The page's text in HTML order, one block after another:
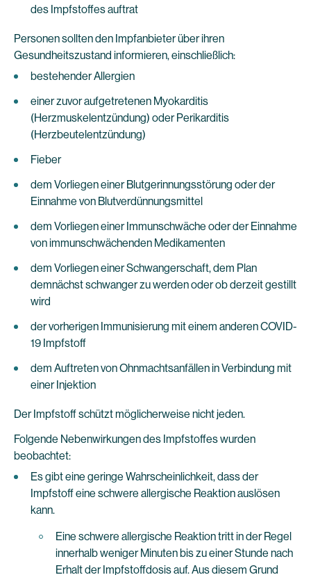
des Impfstoffes auftrat
Personen sollten den Impfanbieter über ihren
Gesundheitszustand informieren, einschließlich:
bestehender Allergien
einer zuvor aufgetretenen Myokarditis
(Herzmuskelentzündung) oder Perikarditis
(Herzbeutelentzündung)
Fieber
dem Vorliegen einer Blutgerinnungsstörung oder der
Einnahme von Blutverdünnungsmittel
dem Vorliegen einer Immunschwäche oder der Einnahme
von immunschwächenden Medikamenten
dem Vorliegen einer Schwangerschaft, dem Plan
demnächst schwanger zu werden oder ob derzeit gestillt
wird
der vorherigen Immunisierung mit einem anderen COVID-
19 Impfstoff
dem Auftreten von Ohnmachtsanfällen in Verbindung mit
einer Injektion
Der Impfstoff schützt möglicherweise nicht jeden.
Folgende Nebenwirkungen des Impfstoffes wurden
beobachtet:
Es gibt eine geringe Wahrscheinlichkeit, dass der
Impfstoff eine schwere allergische Reaktion auslösen
kann.
Eine schwere allergische Reaktion tritt in der Regel
innerhalb weniger Minuten bis zu einer Stunde nach
Erhalt der Impfstoffdosis auf. Aus diesem Grund